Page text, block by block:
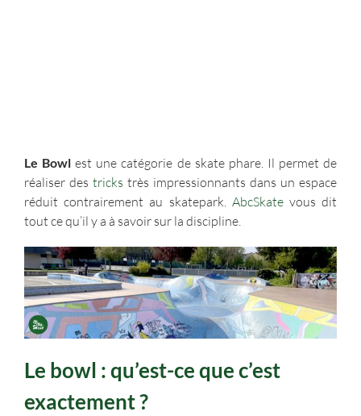
Le Bowl est une catégorie de skate phare. Il permet de
réaliser des tricks très impressionnants dans un espace
réduit contrairement au skatepark. AbcSkatevous dit
tout ce qu’il y a à savoir sur la discipline.
Le bowl : qu’est-ce que c’est
exactement ?